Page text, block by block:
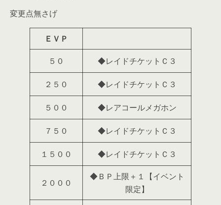
変更点無さげ
ＥＶＰ
５０ ◆レイドチケットＣ３
２５０ ◆レイドチケットＣ３
５００ ◆レアコールメガホン
７５０ ◆レイドチケットＣ３
１５００ ◆レイドチケットＣ３
２０００
◆ＢＰ上限＋１【イベント
限定】